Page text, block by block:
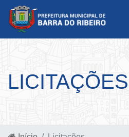
LICITAÇÕES